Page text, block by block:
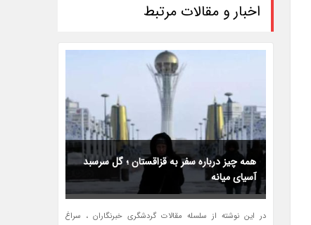
اخبار و مقالات مرتبط
همه چیز درباره سفر به قزاقستان ؛ گل سرسبد
آسیای میانه
در این نوشته از سلسله مقالات گردشگری خبرنگاران ، سراغ